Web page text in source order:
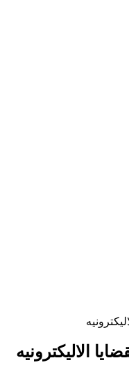
الاليكترونيه